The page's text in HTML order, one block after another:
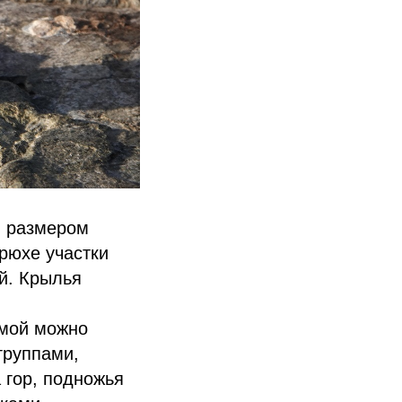
размером
участки
Крылья
можно
подножья